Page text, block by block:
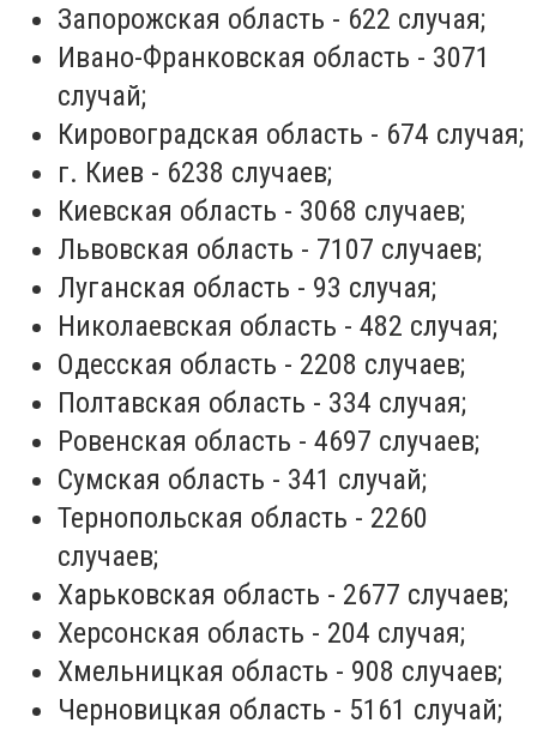
Запорожская область - 622 случая;
Ивано-Франковская область - 3071
случай;
Кировоградская область - 674 случая;
г. Киев - 6238 случаев;
Киевская область - 3068 случаев;
Львовская область - 7107 случаев;
Луганская область - 93 случая;
Николаевская область - 482 случая;
Одесская область - 2208 случаев;
Полтавская область - 334 случая;
Ровенская область - 4697 случаев;
Сумская область - 341 случай;
Тернопольская область - 2260
случаев;
Харьковская область - 2677 случаев;
Херсонская область - 204 случая;
Хмельницкая область - 908 случаев;
Черновицкая область - 5161 случай;